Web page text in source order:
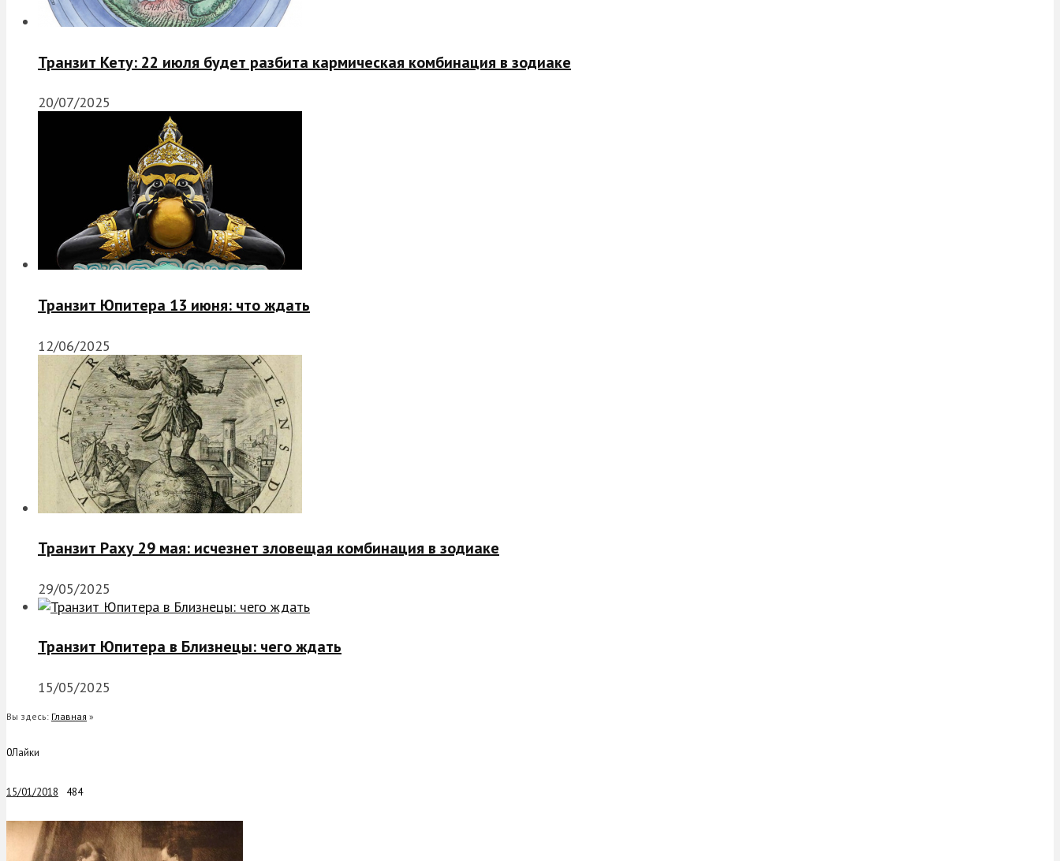
Транзит Кету: 22 июля будет разбита кармическая комбинация в зодиаке
20/07/2025
Транзит Юпитера 13 июня: что ждать
12/06/2025
Транзит Раху 29 мая: исчезнет зловещая комбинация в зодиаке
29/05/2025
Транзит Юпитера в Близнецы: чего ждать
15/05/2025
Вы здесь: Главная »
0Лайки
15/01/2018 484